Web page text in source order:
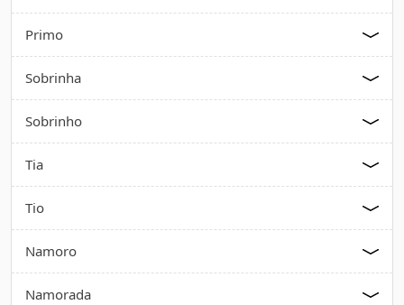
Primo
Sobrinha
Sobrinho
Tia
Tio
Namoro
Namorada